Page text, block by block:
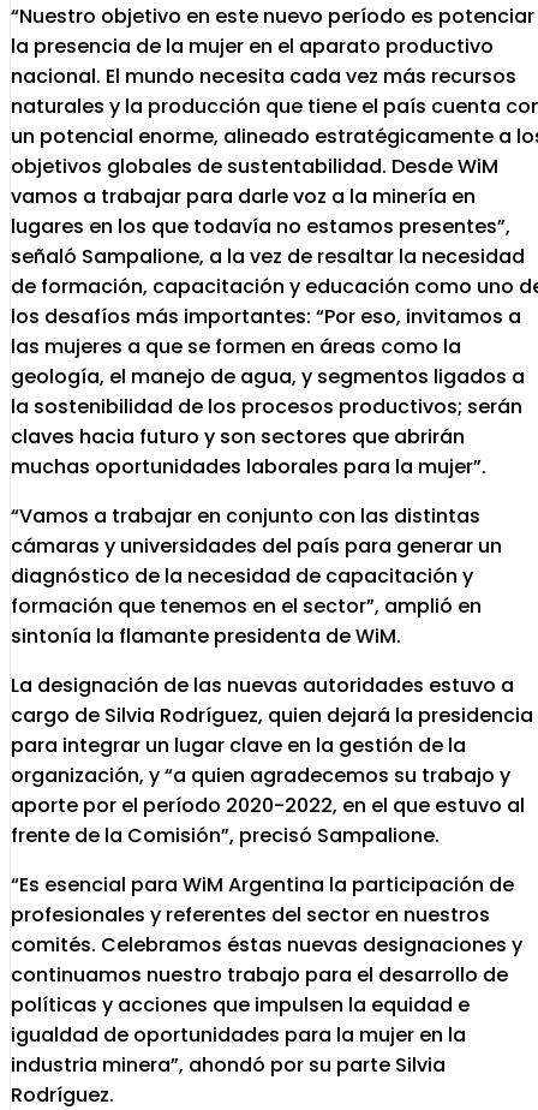
“Nuestro objetivo en este nuevo período es potenciar
la presencia de la mujer en el aparato productivo
nacional. El mundo necesita cada vez más recursos
naturales y la producción que tiene el país cuenta
un potencial enorme, alineado estratégicamente a
objetivos globales de sustentabilidad. Desde WiM
vamos a trabajar para darle voz a la minería en
lugares en los que todavía no estamos presentes”,
señaló Sampalione, a la vez de resaltar la necesidad
de formación, capacitación y educación como uno
los desafíos más importantes: “Por eso, invitamos a
las mujeres a que se formen en áreas como la
geología, el manejo de agua, y segmentos ligados a
la sostenibilidad de los procesos productivos; serán
claves hacia futuro y son sectores que abrirán
muchas oportunidades laborales para la mujer”.
“Vamos a trabajar en conjunto con las distintas
cámaras y universidades del país para generar un
diagnóstico de la necesidad de capacitación y
formación que tenemos en el sector”, amplió en
sintonía la flamante presidenta de WiM.
La designación de las nuevas autoridades estuvo a
cargo de Silvia Rodríguez, quien dejará la presidencia
para integrar un lugar clave en la gestión de la
organización, y “a quien agradecemos su trabajo y
aporte por el período 2020-2022, en el que estuvo al
frente de la Comisión”, precisó Sampalione.
“Es esencial para WiM Argentina la participación de
profesionales y referentes del sector en nuestros
comités. Celebramos éstas nuevas designaciones y
continuamos nuestro trabajo para el desarrollo de
políticas y acciones que impulsen la equidad e
igualdad de oportunidades para la mujer en la
industria minera”, ahondó por su parte Silvia
Rodríguez.